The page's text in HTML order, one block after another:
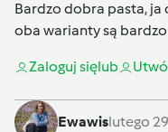
Bardzo dobra pasta,
oba warianty są
Zaloguj sięlub
Ewawislutego